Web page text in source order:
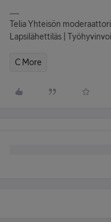
Telia Yhteisön moderaattori
Lapsilähettiläs |
C More